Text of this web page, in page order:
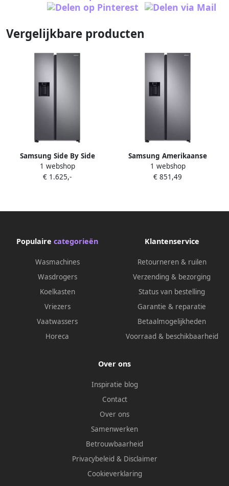
Vergelijkbare producten
Samsung Side By Side
RS68A8841S9 EF | Vrijstaande
koelkasten | Keuken&Koken
1 webshop
€ 1.625,-
Samsung Amerikaanse
koelkast RS68A8821S9
1 webshop
€ 851,49
Populaire categorieën
Wasmachines
Wasdrogers
Koelkasten
Vriezers
Vaatwassers
Horeca
Klantenservice
Retourneren & ruilen
Verzending & bezorging
Status van bestelling
Garantie & reparatie
Betaalmogelijkheden
Voorraad & beschikbaarheid
Over ons
Inspiratie blog
Contact
Over ons
Samenwerken
Betrouwbaarheid
Privacybeleid & Disclaimer
Cookieverklaring